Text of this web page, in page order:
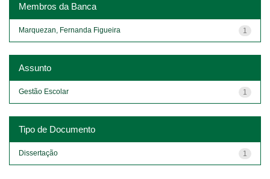
Membros da Banca
1
Marquezan, Fernanda Figueira
Assunto
1
Gestão Escolar
Tipo de Documento
1
Dissertação